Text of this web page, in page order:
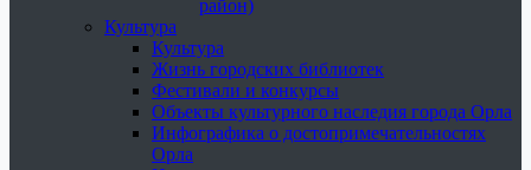
район)
Культура
Культура
Жизнь городских библиотек
Фестивали и конкурсы
Объекты культурного наследия города Орла
Инфографика о достопримечательностях
Орла